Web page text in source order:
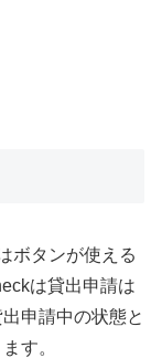
ボタンが使える
は貸出申請は
申請中の状態と
す。